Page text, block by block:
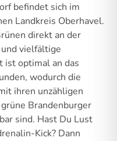
befindet sich im
Landkreis Oberhavel.
direkt an der
vielfältige
ist optimal an das
wodurch die
ihren unzähligen
Brandenburger
sind. Hast Du Lust
Kick? Dann